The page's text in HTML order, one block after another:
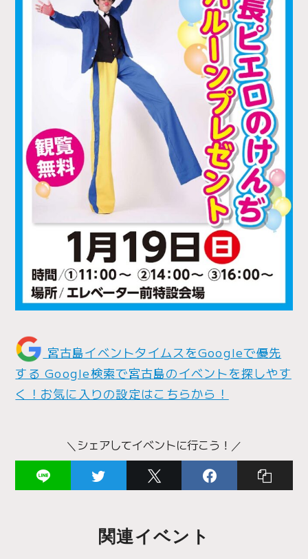
宮古島イベントタイムスをGoogleで優先
するGoogle検索で宮古島のイベントを探しやす
く！お気に入りの設定はこちらから！
＼シェアしてイベントに行こう！／
関連イベント